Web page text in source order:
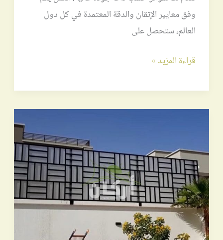
وفق معايير الإتقان والدقة المعتمدة في كل دول
العالم، ستحصل على
قراءة المزيد »
شرائح
ومجدول
وقص
ليزر
بأرخص
الاسعار